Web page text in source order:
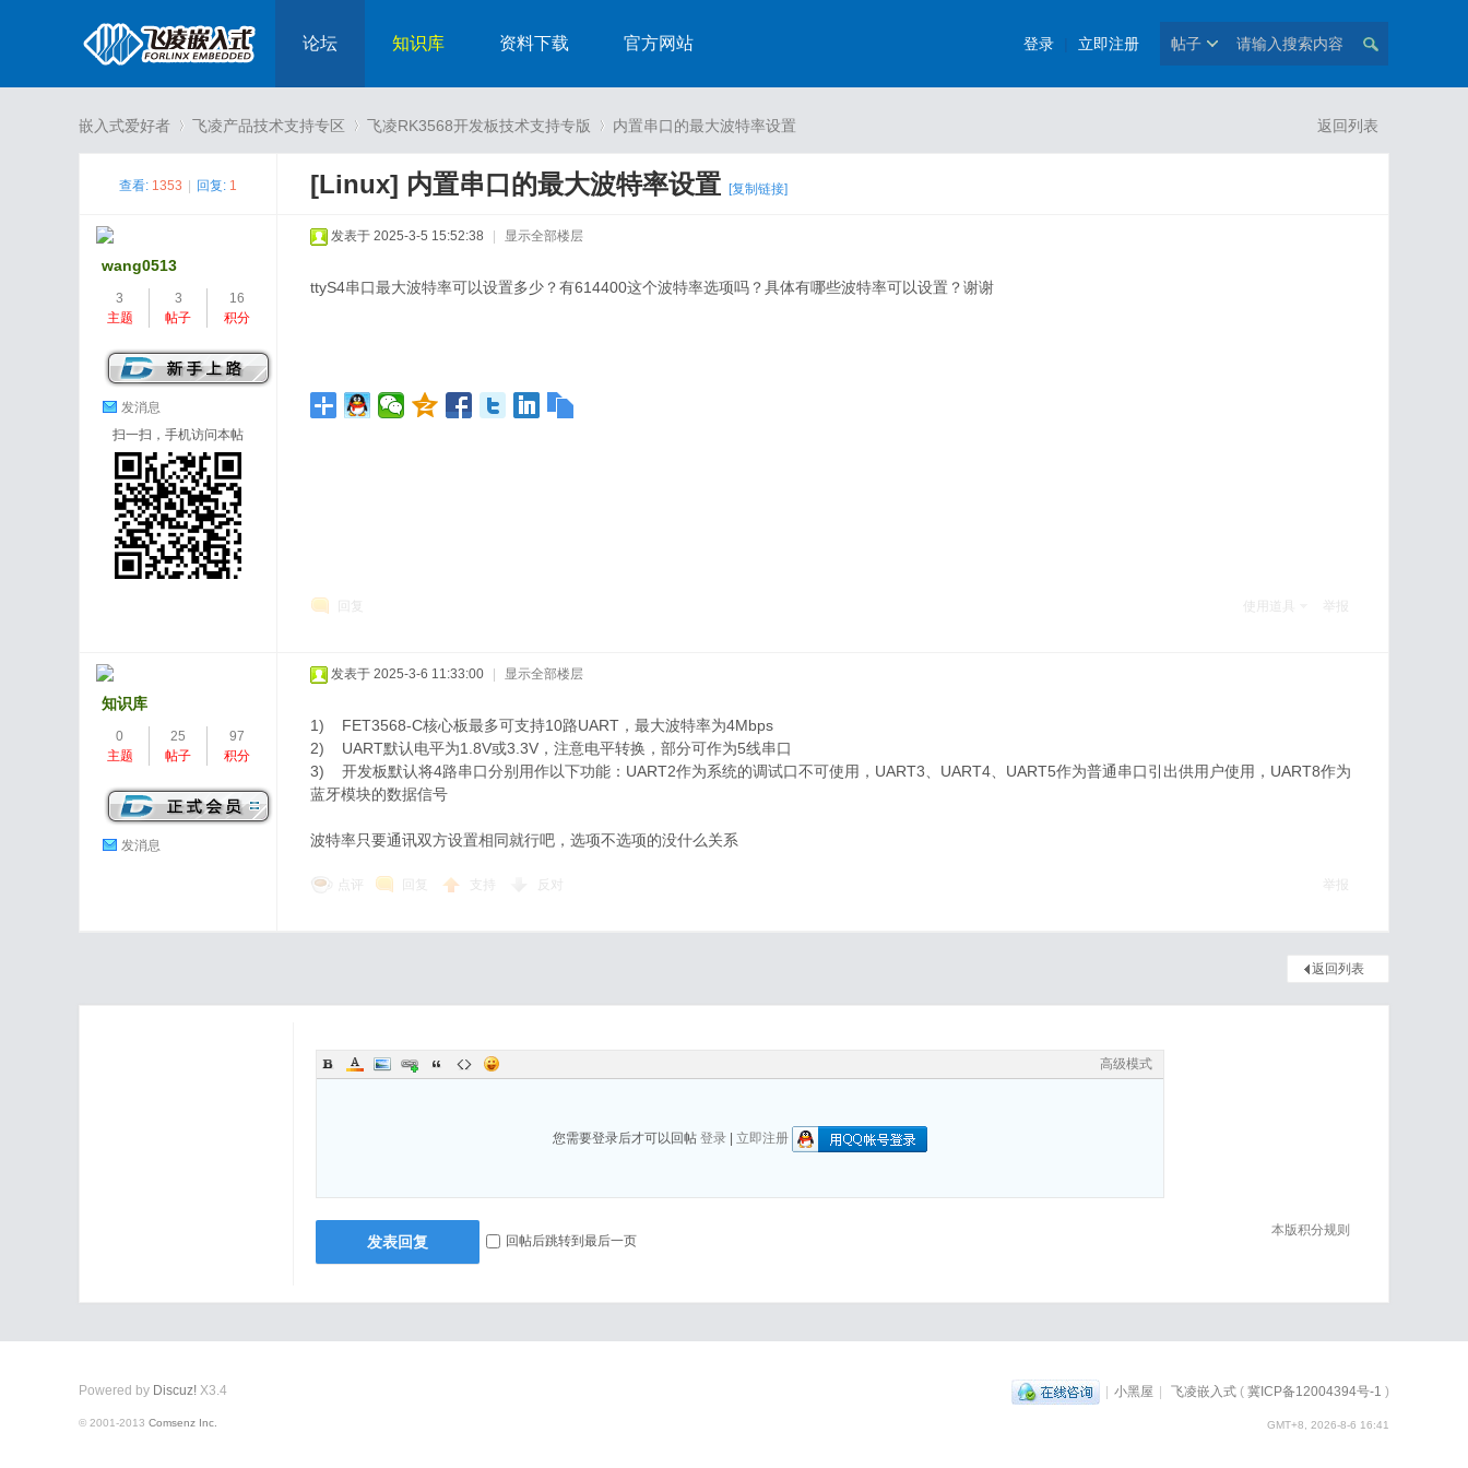
帖子
登录 立即注册
论坛 知识库 资料下载 官方网站
嵌入式爱好者 飞凌产品技术支持专区 飞凌RK3568开发板技术支持专版 内置串口的最大波特率设置 返回列表
查看: 1353 回复: 1 [Linux] 内置串口的最大波特率设置 [复制链接]
wang0513
3
主题
3
帖子
16
积分
发消息
扫一扫，手机访问本帖
发表于 2025-3-5 15:52:38 显示全部楼层
ttyS4串口最大波特率可以设置多少？有614400这个波特率选项吗？具体有哪些波特率可以设置？谢谢
回复 使用道具 举报
知识库
0
主题
25
帖子
97
积分
发消息
发表于 2025-3-6 11:33:00 显示全部楼层
1) FET3568-C核心板最多可支持10路UART，最大波特率为4Mbps
2) UART默认电平为1.8V或3.3V，注意电平转换，部分可作为5线串口
3) 开发板默认将4路串口分别用作以下功能：UART2作为系统的调试口不可使用，UART3、UART4、UART5作为普通串口引出供用户使用，UART8作为
蓝牙模块的数据信号
波特率只要通讯双方设置相同就行吧，选项不选项的没什么关系
点评 回复 支持 反对 举报
返回列表
高级模式
您需要登录后才可以回帖 登录 立即注册
本版积分规则
发表回复 回帖后跳转到最后一页
| 小黑屋 | 飞凌嵌入式 ( 冀ICP备12004394号-1 )
GMT+8, 2026-8-6 16:41
Powered by Discuz! X3.4
© 2001-2013 Comsenz Inc.